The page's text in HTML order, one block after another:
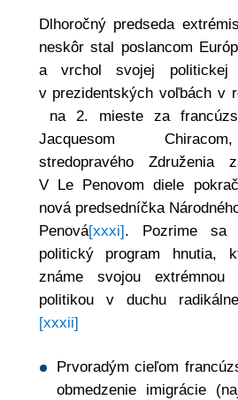
Dlhoročný predseda
neskôr stal poslancom
a vrchol svojej politickej
v prezidentských voľbách v
na 2. mieste za
Jacquesom
stredopravého Združenia
V Le Penovom diele
nová predsedníčka
Penová[xxxi]. Pozrime sa
politický program hnutia,
známe svojou extrémnou
politikou v duchu
[xxxii]
Prvoradým cieľom
obmedzenie imigrácie